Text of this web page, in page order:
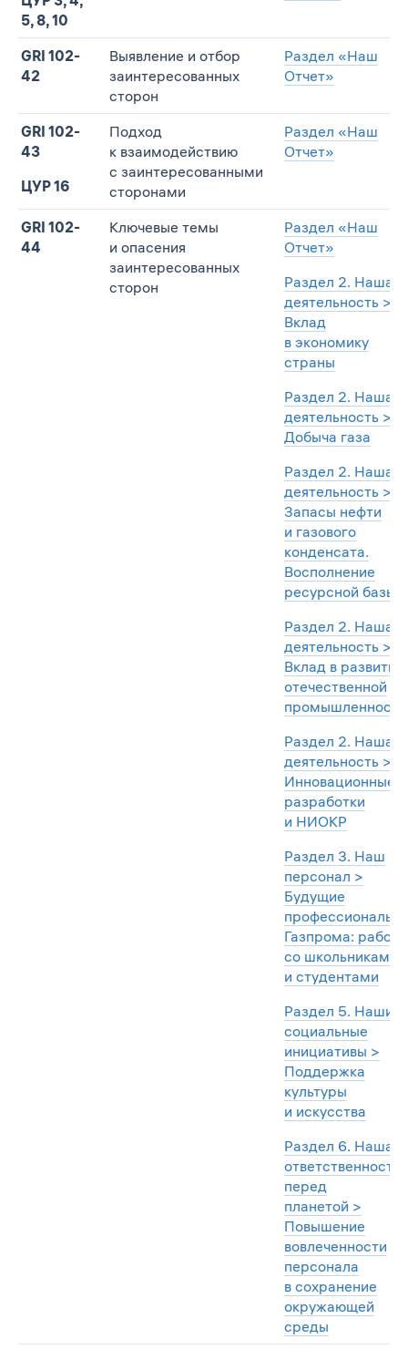
5, 8, 10
GRI 102-
42
Выявление и отбор
заинтересованных
сторон
Раздел «Наш
Отчет»
GRI 102-
43
ЦУР 16
Подход
к взаимодействию
с заинтересованными
сторонами
Раздел «Наш
Отчет»
GRI 102-
44
Ключевые темы
и опасения
заинтересованных
сторон
Раздел «Наш
Отчет»
Раздел 2. Наша
деятельность >
Вклад
в экономику
страны
Раздел 2. Наша
деятельность >
Добыча газа
Раздел 2. Наша
деятельность >
Запасы нефти
и газового
конденсата.
Восполнение
ресурсной базы
Раздел 2. Наша
деятельность >
Вклад в развитие
отечественной
промышленности
Раздел 2. Наша
деятельность >
Инновационные
разработки
и НИОКР
Раздел 3. Наш
персонал >
Будущие
профессионалы
Газпрома: работа
со школьниками
и студентами
Раздел 5. Наши
социальные
инициативы >
Поддержка
культуры
и искусства
Раздел 6. Наша
ответственность
перед
планетой >
Повышение
вовлеченности
персонала
в сохранение
окружающей
среды